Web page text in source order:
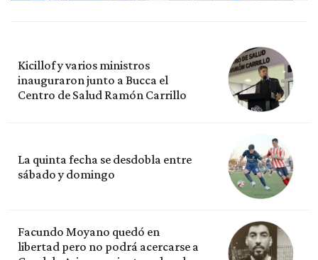
Kicillof y varios ministros
inauguraron junto a Bucca el
Centro de Salud Ramón Carrillo
La quinta fecha se desdobla entre
sábado y domingo
Facundo Moyano quedó en
libertad pero no podrá acercarse a